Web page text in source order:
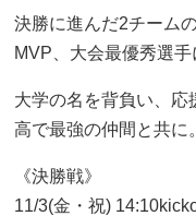
決勝に進んだ2チーム
MVP、大会最優秀選手
大学の名を背負い、応
高で最強の仲間と共に。
《決勝戦》
11/3(金・祝)